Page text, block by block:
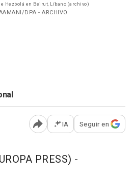
Hezbolá en Beirut, Líbano (archivo)
DPA - ARCHIVO
Abrir opciones para
IA Seguir en
PRESS) -